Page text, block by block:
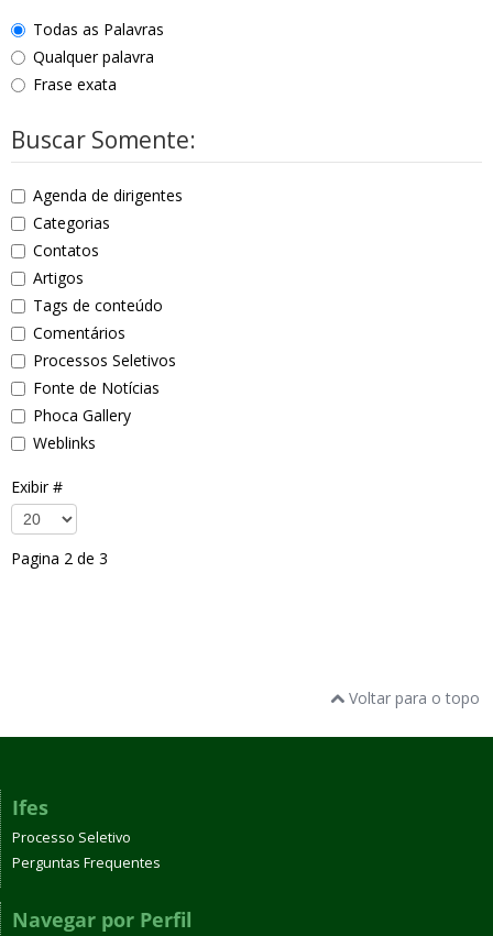
Todas as Palavras
Qualquer palavra
Frase exata
Buscar Somente:
Agenda de dirigentes
Categorias
Contatos
Artigos
Tags de conteúdo
Comentários
Processos Seletivos
Fonte de Notícias
Phoca Gallery
Weblinks
Exibir #
Pagina 2 de 3
Voltar para o topo
Ifes
Processo Seletivo
Perguntas Frequentes
Navegar por Perfil